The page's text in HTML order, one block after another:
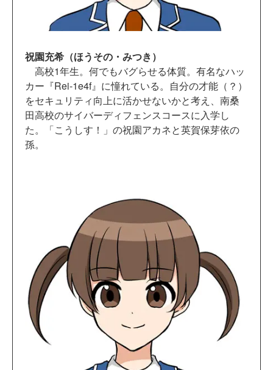
祝園充希（ほうその・みつき）
高校1年生。何でもバグらせる体質。有名なハッ
カー『Rei-1e4f』に憧れている。自分の才能（？）
をセキュリティ向上に活かせないかと考え、南桑
田高校のサイバーディフェンスコースに入学し
た。「こうしす！」の祝園アカネと英賀保芽依の
孫。